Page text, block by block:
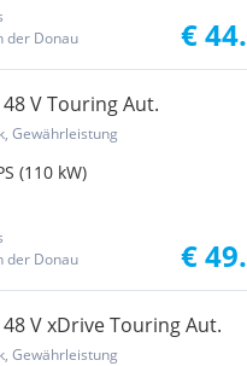
der Donau
€
V Touring Aut.
Gewährleistung
(110 kW)
der Donau
€
V xDrive Touring Aut.
Gewährleistung